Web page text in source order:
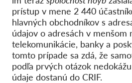
prístup v mene 2 440
hlavných obchodníkov s
údajov o adresách v menšom
telekomunikácie, banky a
tomto prípade sa zdá, že
podľa prvých otázok
údaje dostanú do CRIF.